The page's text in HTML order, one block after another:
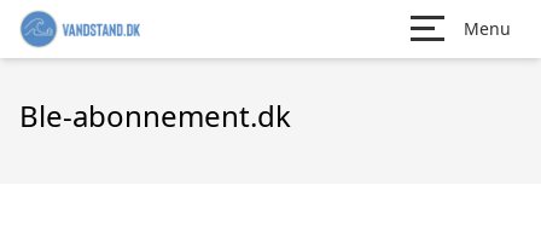
Menu
Ble-abonnement.dk